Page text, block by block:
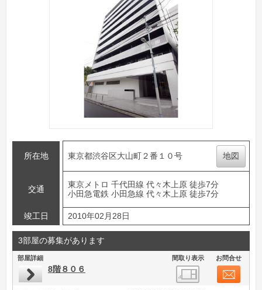
所在地 東京都渋谷区大山町２番１０号 地図
交通
東京メトロ 千代田線 代々木上原 徒歩7分
小田急電鉄 小田急線 代々木上原 徒歩7分
竣工日 2010年02月28日
3部屋の募集があります
部屋詳細 間取り表示 お問合せ
8階８０６